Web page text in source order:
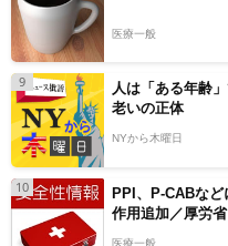
医療一般
9
人は「ある年齢
老いの正体
NYから木曜日
10
PPI、P-CABなど
作用追加／厚労省
医療一般